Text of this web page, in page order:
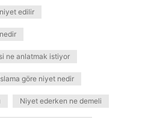
edilir
ne anlatmak istiyor
göre niyet nedir
Niyet ederken ne demeli